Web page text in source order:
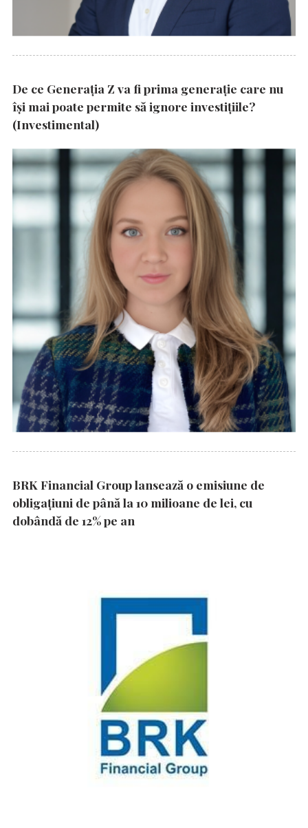
De ce Generația Z va fi prima generație care nu
își mai poate permite să ignore investițiile?
(Investimental)
BRK Financial Group lansează o emisiune de
obligațiuni de până la 10 milioane de lei, cu
dobândă de 12% pe an